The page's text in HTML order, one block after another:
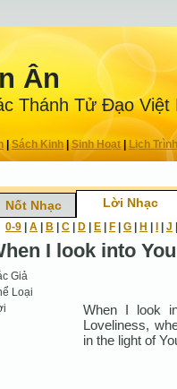
Ân
Thánh Tử Ðạo Việt
Sách Kinh|Sinh Hoạt| Lịch Trình
Nốt Nhạc Lời Nhạc
0-9 A B C D E F G H J
I look into
Giả
Loại
When I look
Loveliness,
in the light of